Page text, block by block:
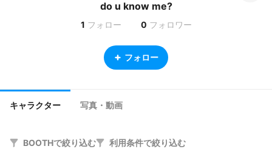
do u know me?
1 フォロー 0 フォロワー
フォロー
キャラクター 写真・動画
BOOTHで絞り込む 利用条件で絞り込む